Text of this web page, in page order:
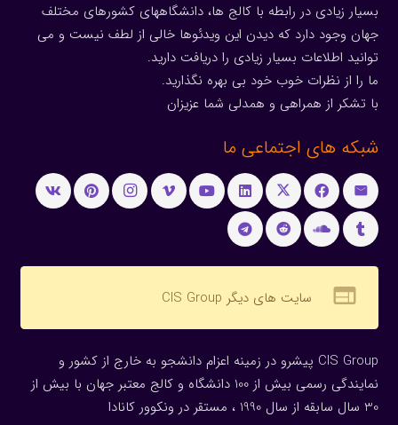
بسیار زیادی در رابطه با کالج ها، دانشگاههای کشورهای مختلف
جهان وجود دارد که دیدن این ویدئوها خالی از لطف نیست و می
توانید اطلاعات بسیار زیادی را دریافت دارید.
ما را از نظرات خوب خود بی بهره نگذارید.
با تشکر از همراهی و همدلی شما عزیزان
شبکه های اجتماعی ما
web سایت های دیگر CIS Group
CIS Group پیشرو در زمینه اعزام دانشجو به خارج از کشور و
نمایندگی رسمی بیش از 100 دانشگاه و کالج معتبر جهان با بیش از
30 سال سابقه از سال 1990 ، مستقر در ونکوور کانادا